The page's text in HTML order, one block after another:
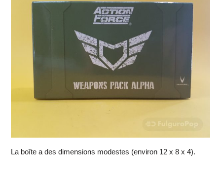
La boîte a des dimensions modestes (environ 12 x 8 x 4).